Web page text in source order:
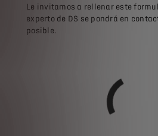
Le invitamos a rellenar este
experto de DS se pondrá en
posible.